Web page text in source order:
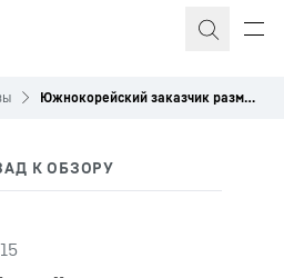
Южнокорейский заказчик разместил крупный заказ в Liebherr-Verzahntechnik GmbH